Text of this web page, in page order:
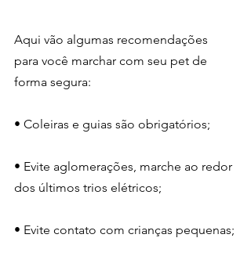
Aqui vão algumas recomendações
para você marchar com seu pet de
forma segura:
• Coleiras e guias são obrigatórios;
• Evite aglomerações, marche ao redor
dos últimos trios elétricos;
• Evite contato com crianças pequenas;